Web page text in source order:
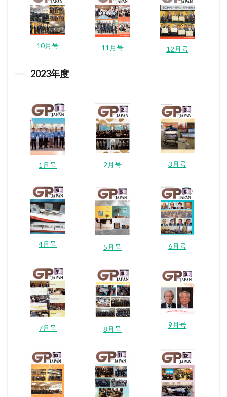
10月号 11月号 12月号
2023年度
1月号 2月号 3月号
4月号 5月号 6月号
7月号 8月号 9月号